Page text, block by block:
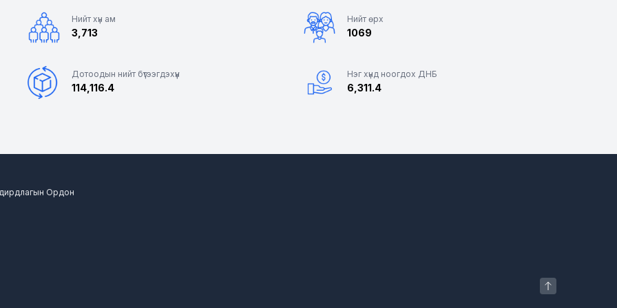
Нийт хүн ам
3,713
Нийт өрх
1069
Дотоодын нийт бүтээгдэхүүн
114,116.4
Нэг хүнд ноогдох ДНБ
6,311.4
Ордон